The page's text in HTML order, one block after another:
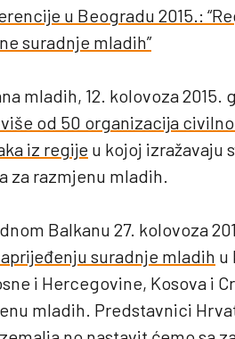
u Beogradu 2015.:
suradnje mladih”
mladih, 12. kolovoza 2015.
od 50 organizacija
iz regije u kojoj izražavaju
za razmjenu mladih.
Balkanu 27. kolovoza
suradnje mladih u
i Hercegovine, Kosova i
mladih. Predstavnici